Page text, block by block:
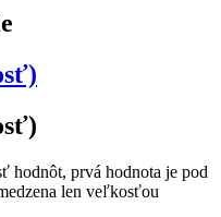
hodnôt, prvá hodnota je pod
len veľkosťou